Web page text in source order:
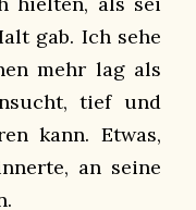
gab. Ich sehe
mehr lag als
tief und
kann. Etwas,
an seine